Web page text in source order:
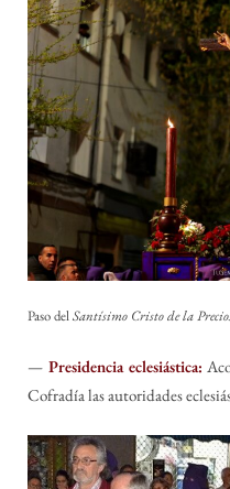
Paso delSantísimo Cristo de la
— Presidencia eclesiástica:
Cofradía las autoridades